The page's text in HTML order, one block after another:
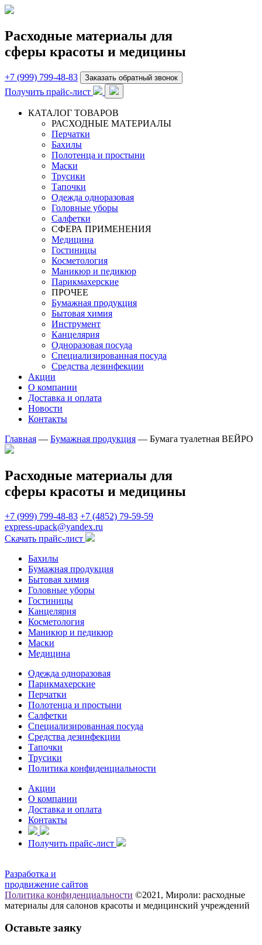
Расходные материалы для
сферы красоты и медицины
+7 (999) 799-48-83 Заказать обратный звонок
Получить прайс-лист
КАТАЛОГ ТОВАРОВ
РАСХОДНЫЕ МАТЕРИАЛЫ
Перчатки
Бахилы
Полотенца и простыни
Маски
Трусики
Тапочки
Одежда одноразовая
Головные уборы
Салфетки
СФЕРА ПРИМЕНЕНИЯ
Медицина
Гостиницы
Косметология
Маникюр и педикюр
Парикмахерские
ПРОЧЕЕ
Бумажная продукция
Бытовая химия
Инструмент
Канцелярия
Одноразовая посуда
Специализированная посуда
Средства дезинфекции
Акции
О компании
Доставка и оплата
Новости
Контакты
Главная — Бумажная продукция — Бумага туалетная ВЕЙРО
Расходные материалы для
сферы красоты и медицины
+7 (999) 799-48-83 +7 (4852) 79-59-59
express-upack@yandex.ru
Скачать прайс-лист
Бахилы
Бумажная продукция
Бытовая химия
Головные уборы
Гостиницы
Канцелярия
Косметология
Маникюр и педикюр
Маски
Медицина
Одежда одноразовая
Парикмахерские
Перчатки
Полотенца и простыни
Салфетки
Специализированная посуда
Средства дезинфекции
Тапочки
Трусики
Политика конфиденциальности
Акции
О компании
Доставка и оплата
Контакты
Получить прайс-лист
Разработка и
продвижение сайтов
Политика конфиденциальности ©2021, Мироли: расходные
материалы для салонов красоты и медицинский учреждений
Оставьте заяку